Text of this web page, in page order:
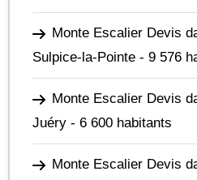
Monte Escalier Devis
Sulpice-la-Pointe - 9 576
Monte Escalier Devis
Juéry - 6 600 habitants
Monte Escalier Devis